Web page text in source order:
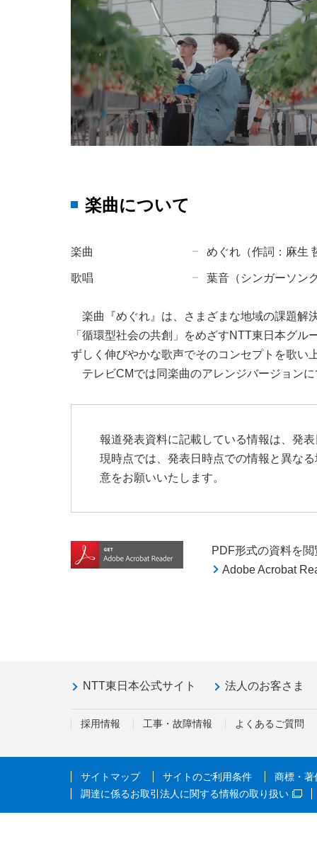
楽曲について
楽曲 めぐれ（作詞：麻生
歌唱 葉音（シンガーソン
楽曲『めぐれ』は、さまざまな地域の課題解
「循環型社会の共創」をめざすNTT東日本グ
ずしく伸びやかな歌声でそのコンセプトを歌い
テレビCMでは同楽曲のアレンジバージョン
報道発表資料に記載している情報は、発
現時点では、発表日時点での情報と異な
意をお願いいたします。
PDF形式の資料を
Adobe Acrobat
NTT東日本公式サイト 法人のお客さま
採用情報 工事・故障情報 よくあるご質問
サイトマップ サイトのご利用条件
商標・著
調達に係るお取引法人に関する情報の取り扱い